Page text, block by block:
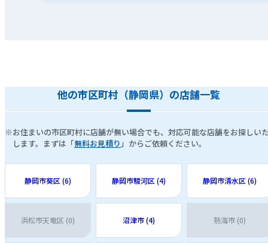
他の市区町村（静岡県）の店舗一覧
※お住まいの市区町村に店舗が無い場合でも、対応可能な店舗をお探しい
します。まずは「無料お見積り 」からご依頼ください。
静岡市葵区 (6) 静岡市駿河区 (4) 静岡市清水区 (6)
浜松市天竜区 (0) 沼津市 (4) 熱海市 (0)